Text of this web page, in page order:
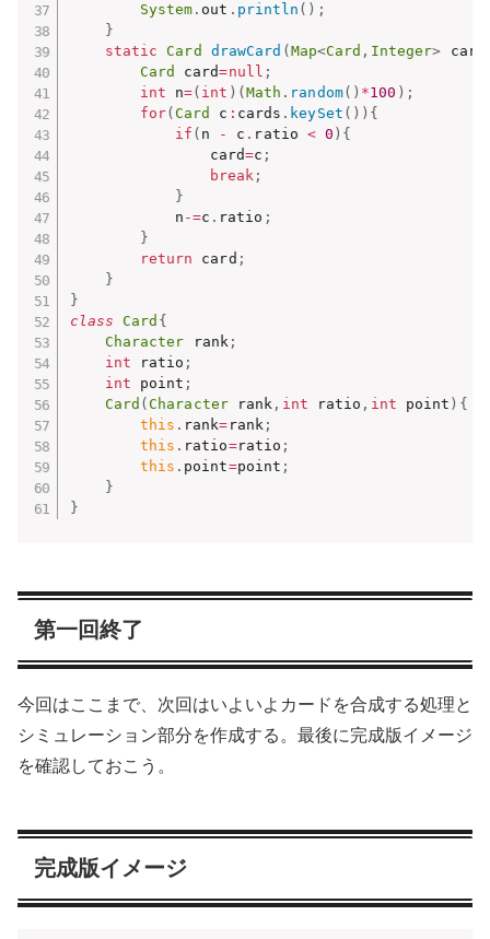
System . out . println ( ) ;
}
static
Card drawCard ( Map<Card , Integer>
Card
card=null ;
int n=( int ) ( Math . random( ) *100 ) ;
for( Card c : cards . keySet ( ) ) {
if ( n - c . ratio < 0 ) {
				card
=c ;
break ;
}
			n
-=c . ratio ;
}
return card ;
}
}
class
Card {
Character rank;
int ratio ;
int point ;
Card (Character rank , int ratio , int point ) {
this . rank= rank;
this . ratio=ratio ;
this . point=point ;
}
}
第一回終了
今回はここまで、次回はいよいよカードを合成する処理と
シミュレーション部分を作成する。最後に完成版イメージ
を確認しておこう。
完成版イメージ